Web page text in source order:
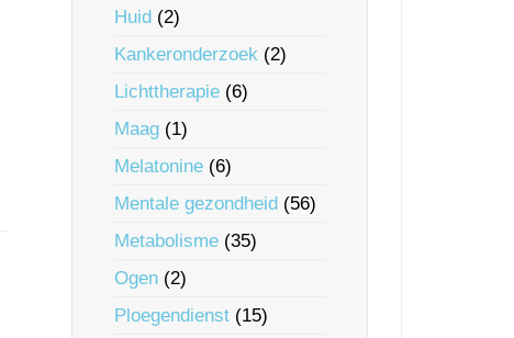
Huid (2)
Kankeronderzoek (2)
Lichttherapie (6)
Maag (1)
Melatonine (6)
Mentale gezondheid (56)
Metabolisme (35)
Ogen (2)
Ploegendienst (15)